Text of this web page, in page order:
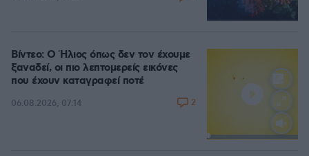
Loaded:
Βίντεο: Ο Ήλιος όπως δεν τον έχουμε
ξαναδεί, οι πιο λεπτομερείς εικόνες
που έχουν καταγραφεί ποτέ
06.08.2026, 07:14 2